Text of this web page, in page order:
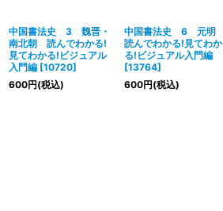
中国書法史 3 魏晋・
南北朝 読んでわかる!
見てわかる!ビジュアル
入門編 [10720]
600円(税込)
中国書法史 6 元明
読んでわかる!見てわか
る!ビジュアル入門編
[13764]
600円(税込)